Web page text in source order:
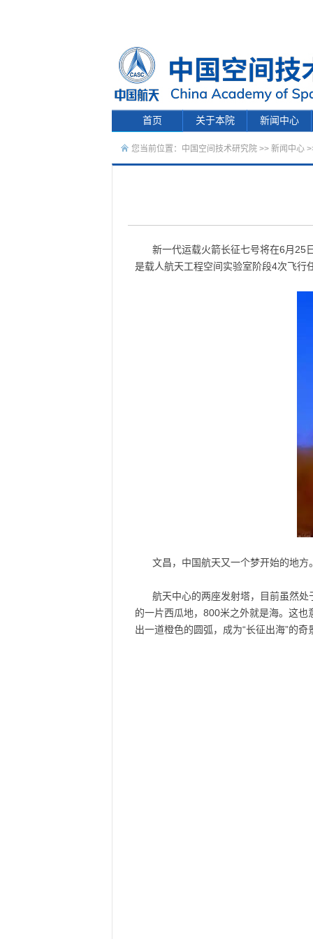
首页 关于本院 新闻中心
您当前位置： 中国空间技术研究院 >> 新闻中心
新一代运载火箭长征七号将在6月25
是载人航天工程空间实验室阶段4次飞行
文昌，中国航天又一个梦开始的地方
航天中心的两座发射塔，目前虽然
的一片西瓜地，800米之外就是海。这
出一道橙色的圆弧，成为“长征出海”的奇